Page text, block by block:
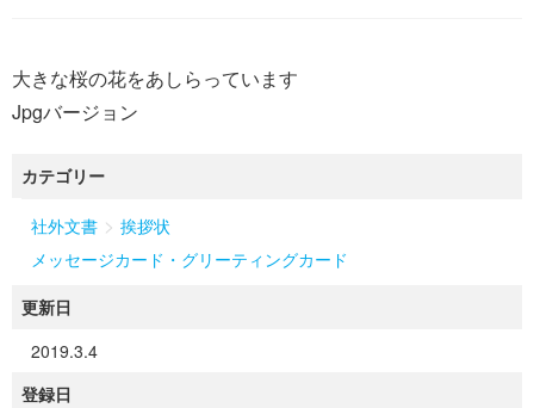
大きな桜の花をあしらっています
Jpgバージョン
カテゴリー
社外文書 > 挨拶状
メッセージカード・グリーティングカード
更新日
2019.3.4
登録日